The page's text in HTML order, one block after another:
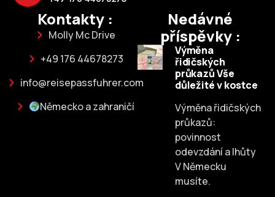
Kontakty :
Molly Mc Drive
+49 176 44678273
info@reisepassfuhrer.com
Německo a zahraničí
Nedávné
příspěvky :
Výměna
řidičských
průkazů Vše
důležité v kostce
Výměna řidičských
průkazů:
povinnost
odevzdání a lhůty
V Německu
musíte.